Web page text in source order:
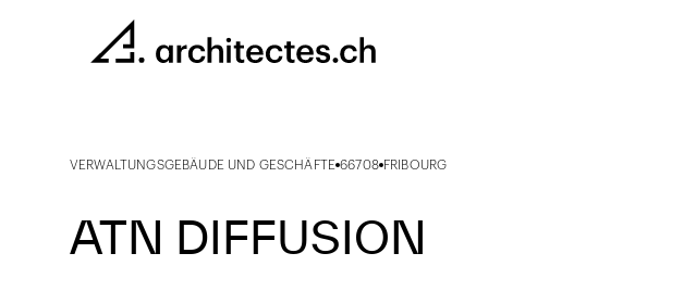
VERWALTUNGSGEBÄUDE UND GESCHÄFTE 66708 FRIBOURG
ATN DIFFUSION